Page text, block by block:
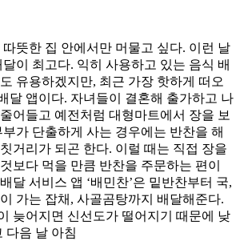
뜻한 집 안에서만 머물고 싶다. 이런 날
이 최고다. 익히 사용하고 있는 음식 배
유용하겠지만, 최근 가장 핫하게 떠오
달 앱이다. 자녀들이 결혼해 출가하고 나
어들고 예전처럼 대형마트에서 장을 보
가 단출하게 사는 경우에는 반찬을 해
거리가 되곤 한다. 이럴 때는 직접 장을
보다 먹을 만큼 반찬을 주문하는 편이
달 서비스 앱 ‘배민찬’은 밑반찬부터 국,
가는 잡채, 사골곰탕까지 배달해준다.
늦어지면 신선도가 떨어지기 때문에 낮
다음 날 아침